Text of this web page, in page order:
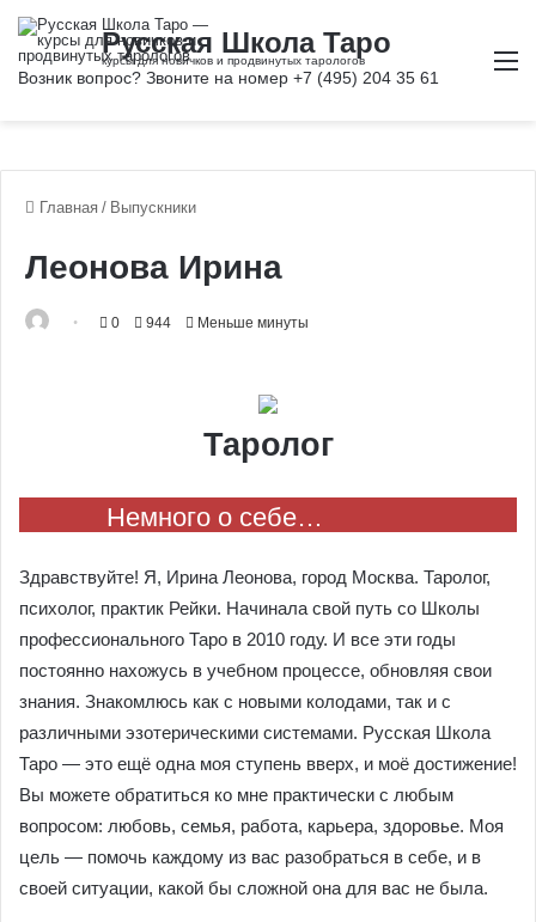
Главная / Выпускники
Леонова Ирина
0 944 Меньше минуты
Таролог
Немного о себе…
Здравствуйте! Я, Ирина Леонова, город Москва. Таролог,
психолог, практик Рейки. Начинала свой путь со Школы
профессионального Таро в 2010 году. И все эти годы
постоянно нахожусь в учебном процессе, обновляя свои
знания. Знакомлюсь как с новыми колодами, так и с
различными эзотерическими системами. Русская Школа
Таро — это ещё одна моя ступень вверх, и моё достижение!
Вы можете обратиться ко мне практически с любым
вопросом: любовь, семья, работа, карьера, здоровье. Моя
цель — помочь каждому из вас разобраться в себе, и в
своей ситуации, какой бы сложной она для вас не была.